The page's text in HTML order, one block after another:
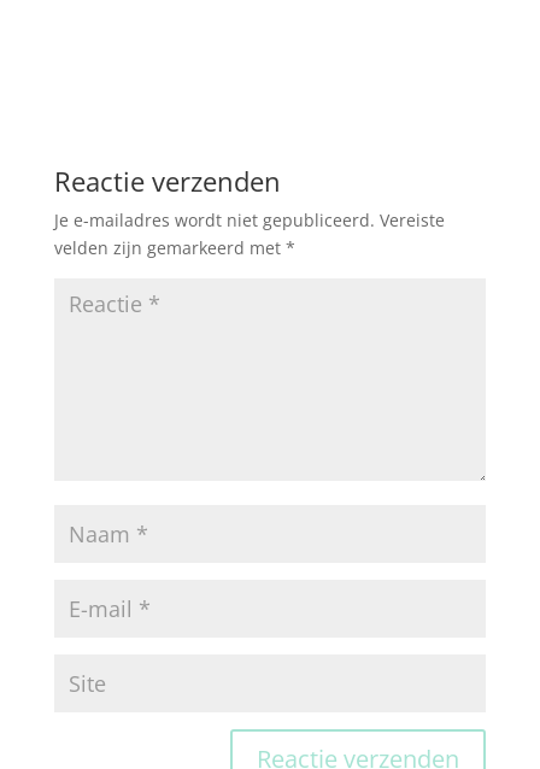
Reactie verzenden
Je e-mailadres wordt niet gepubliceerd. Vereiste
velden zijn gemarkeerd met *